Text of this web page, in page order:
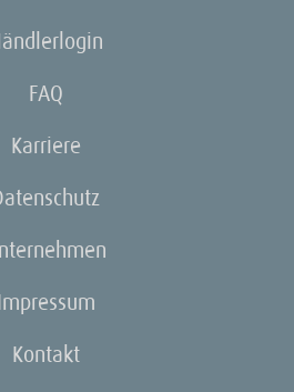
FAQ
Karriere
Kontakt